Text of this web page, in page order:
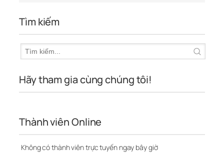
Tìm kiếm
Hãy tham gia cùng chúng tôi!
Thành viên Online
Không có thành viên trực tuyến ngay bây giờ